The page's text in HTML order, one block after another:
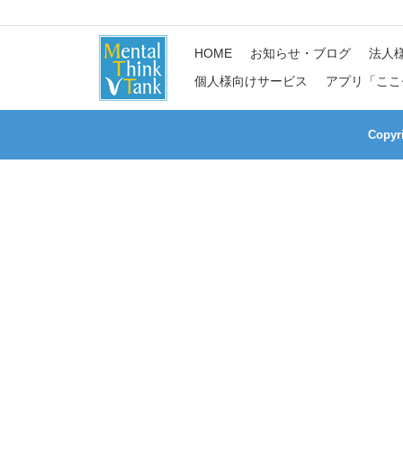
HOME お知らせ・ブログ
法人
個人様向けサービス
アプリ「こ